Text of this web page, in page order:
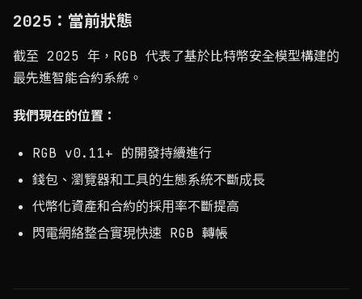
2025：當前狀態
截至 2025 年，RGB 代表了基於比特幣安全模型構建的
最先進智能合約系統。
我們現在的位置：
RGB v0.11+ 的開發持續進行
錢包、瀏覽器和工具的生態系統不斷成長
代幣化資產和合約的採用率不斷提高
閃電網絡整合實現快速 RGB 轉帳